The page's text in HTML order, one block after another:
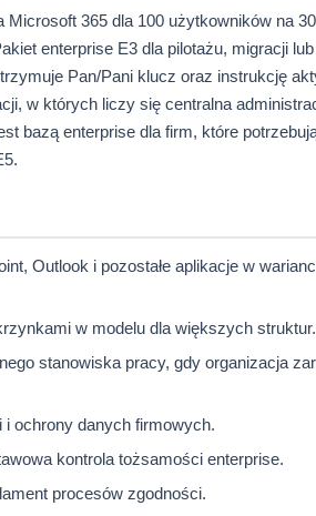
Microsoft 365 dla 100 użytkowników na
enterprise E3 dla pilotażu, migracji
Pan/Pani klucz oraz instrukcję
w których liczy się centralna
bazą enterprise dla firm, które
Outlook i pozostałe aplikacje w
w modelu dla większych struktur.
stanowiska pracy, gdy organizacja
ochrony danych firmowych.
kontrola tożsamości enterprise.
procesów zgodności.